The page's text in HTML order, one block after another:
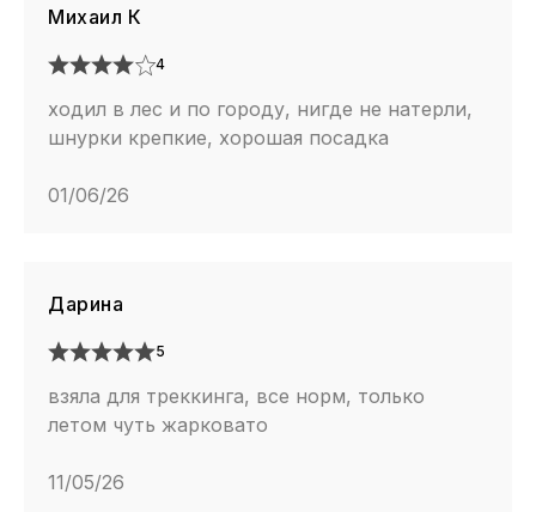
Михаил К
4
ходил в лес и по городу, нигде не натерли,
шнурки крепкие, хорошая посадка
01/06/26
Дарина
5
взяла для треккинга, все норм, только
летом чуть жарковато
11/05/26